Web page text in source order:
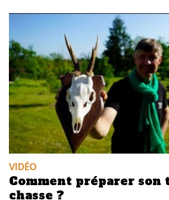
VIDÉO
Comment préparer son
chasse ?